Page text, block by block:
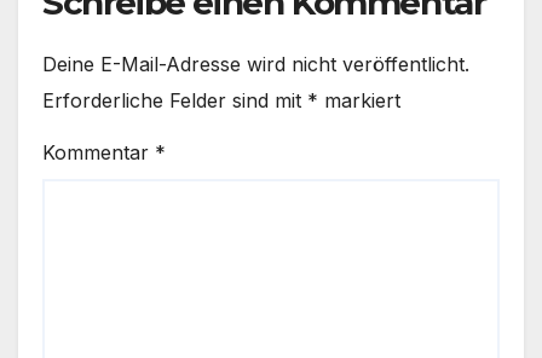
Deine E-Mail-Adresse wird nicht veröffentlicht.
Erforderliche Felder sind mit * markiert
Kommentar *